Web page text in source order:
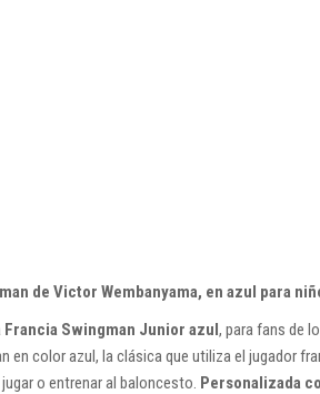
de Victor Wembanyama, en azul para
Francia Swingman Junior azul, para fans de
en color azul, la clásica que utiliza el jugador
o entrenar al baloncesto. Personalizada